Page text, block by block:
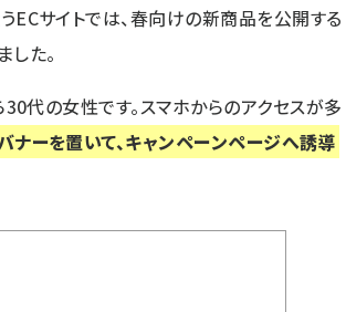
ECサイトでは、春向けの新商品を公開する
た。
代の女性です。スマホからのアクセスが多
ーを置いて、キャンペーンページへ誘導